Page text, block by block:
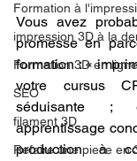
Formation à
impression 3D à la
Formation 3D en
SEO
filament 3D
Refaire une piece en
Vous avez
promesse en
formation : «
votre cursus
séduisante ;
apprentissage
production à